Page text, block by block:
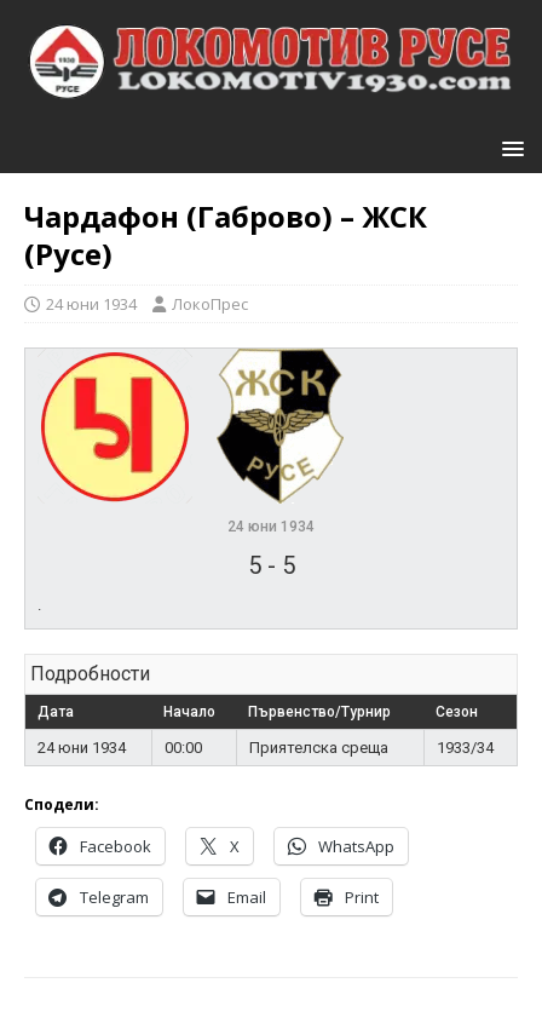
Чардафон (Габрово) – ЖСК
(Русе)
24 юни 1934 ЛокоПрес
24 юни 1934
5- 5
Подробности
Дата Начало Първенство/Турнир Сезон
24 юни 1934 00:00 Приятелска среща 1933/34
Сподели:
Facebook X WhatsApp
Telegram Email Print